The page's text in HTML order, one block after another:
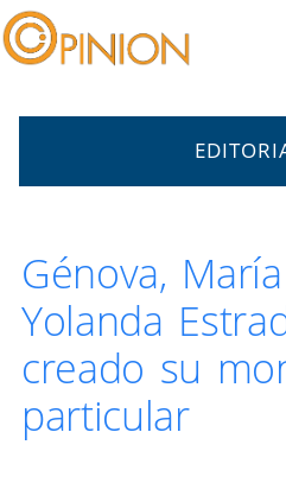
Génova,
Yolanda
creado su
particular